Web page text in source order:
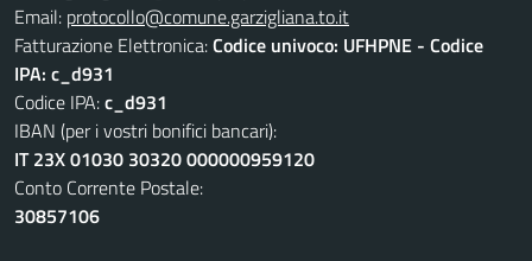
Email: protocollo@comune.garzigliana.to.it
Fatturazione Elettronica:Codice univoco: UFHPNE - Codice
IPA: c_d931
Codice IPA:c_d931
IBAN (per i vostri bonifici bancari):
IT 23X 01030 30320 000000959120
Conto Corrente Postale:
30857106